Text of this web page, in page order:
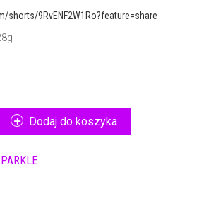
shorts/9RvENF2W1Ro?feature=share
Dodaj do koszyka